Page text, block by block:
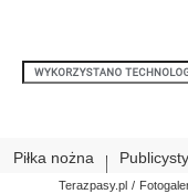
Piłka nożna
Terazpasy.pl /